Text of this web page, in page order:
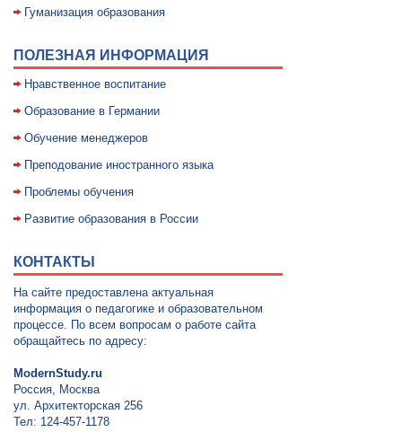
Гуманизация образования
ПОЛЕЗНАЯ ИНФОРМАЦИЯ
Нравственное воспитание
Образование в Германии
Обучение менеджеров
Преподование иностранного языка
Проблемы обучения
Развитие образования в России
КОНТАКТЫ
На сайте предоставлена актуальная
информация о педагогике и образовательном
процессе. По всем вопросам о работе сайта
обращайтесь по адресу:
ModernStudy.ru
Россия, Москва
ул. Архитекторская 256
Тел: 124-457-1178